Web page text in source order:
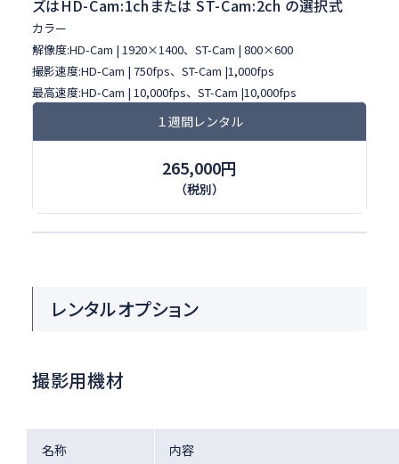
ズはHD-Cam:1chまたは ST-Cam:2ch の選択式
カラー
解像度:HD-Cam | 1920×1400、ST-Cam | 800×600
撮影速度:HD-Cam | 750fps、ST-Cam |1,000fps
最高速度:HD-Cam | 10,000fps、ST-Cam |10,000fps
１週間レンタル
265,000円
（税別）
レンタルオプション
撮影用機材
名称 内容